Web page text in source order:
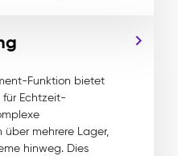
Funktion bietet
für Echtzeit-
mehrere Lager,
hinweg. Dies